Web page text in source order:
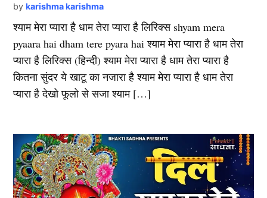
by karishma karishma
श्याम मेरा प्यारा है धाम तेरा प्यारा है लिरिक्स shyam mera
pyaara hai dham tere pyara hai श्याम मेरा प्यारा है धाम तेरा
प्यारा है लिरिक्स (हिन्दी) श्याम मेरा प्यारा है धाम तेरा प्यारा है
कितना सुंदर ये खाटू का नजारा है श्याम मेरा प्यारा है धाम तेरा
प्यारा है देखो फूलो से सजा श्याम […]